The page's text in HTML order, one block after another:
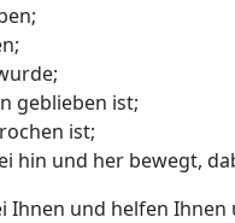
geblieben ist;
ist;
hin und her bewegt,
Ihnen und helfen